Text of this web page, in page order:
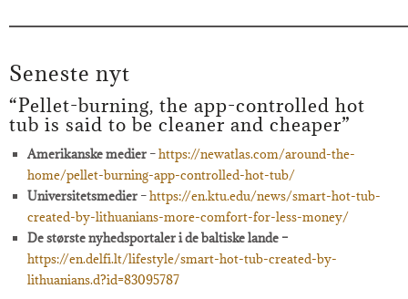
Seneste nyt
“Pellet-burning, the app-controlled hot
tub is said to be cleaner and cheaper”
Amerikanske medier –https://newatlas.com/around-the-
home/pellet-burning-app-controlled-hot-tub/
Universitetsmedier –https://en.ktu.edu/news/smart-hot-tub-
created-by-lithuanians-more-comfort-for-less-money/
De største nyhedsportaler i de baltiske lande –
https://en.delfi.lt/lifestyle/smart-hot-tub-created-by-
lithuanians.d?id=83095787